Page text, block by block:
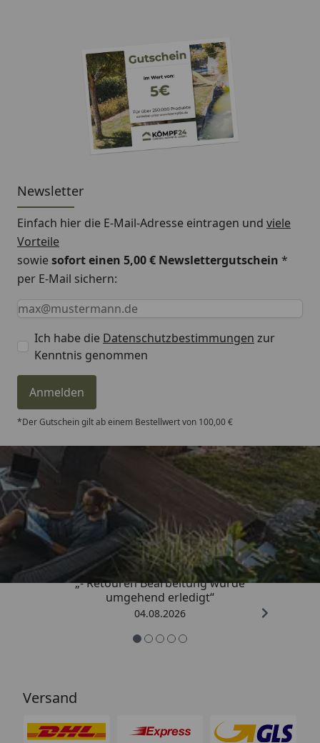
Newsletter
Einfach hier die E-Mail-Adresse eintragen und viele
Vorteile
sowiesofort einen 5,00 € Newslettergutschein *
per E-Mail sichern:
Keine Eingabe erforderlich
Eingabe erforderlich
E-Mail *
Ich habe die Datenschutzbestimmungen zur
Kenntnis genommen
Anmelden
*Der Gutschein gilt ab einem Bestellwert von 100,00 €
Trusted Shops
4,81/ 5
„- Retouren Bearbeitung wurde
umgehend erledigt“
04.08.2026
Versand